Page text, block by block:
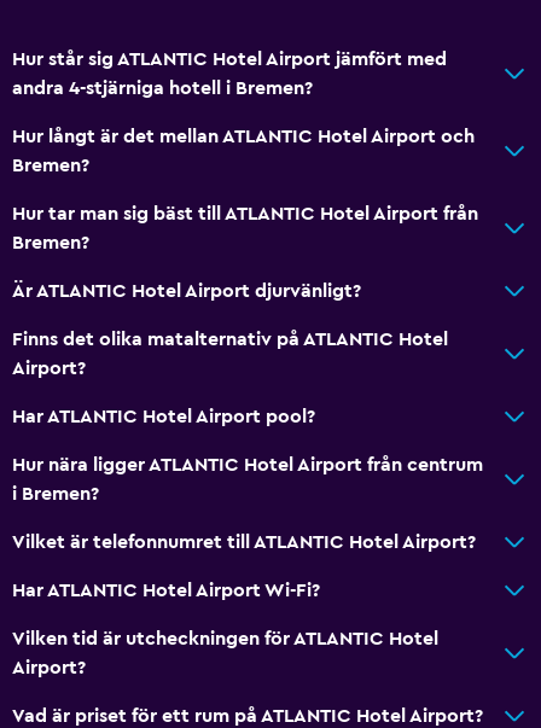
Hur står sig ATLANTIC Hotel Airport jämfört med
andra 4-stjärniga hotell i Bremen?
Hur långt är det mellan ATLANTIC Hotel Airport och
Bremen?
Hur tar man sig bäst till ATLANTIC Hotel Airport från
Bremen?
Är ATLANTIC Hotel Airport djurvänligt?
Finns det olika matalternativ på ATLANTIC Hotel
Airport?
Har ATLANTIC Hotel Airport pool?
Hur nära ligger ATLANTIC Hotel Airport från centrum
i Bremen?
Vilket är telefonnumret till ATLANTIC Hotel Airport?
Har ATLANTIC Hotel Airport Wi-Fi?
Vilken tid är utcheckningen för ATLANTIC Hotel
Airport?
Vad är priset för ett rum på ATLANTIC Hotel Airport?